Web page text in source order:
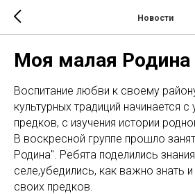
Новости
Моя малая Родина
Воспитание любви к своему
культурных традиций начинается
предков, с изучения истории
В воскресной группе прошло
Родина". Ребята поделились
селе,убедились, как важно знать и
своих предков.